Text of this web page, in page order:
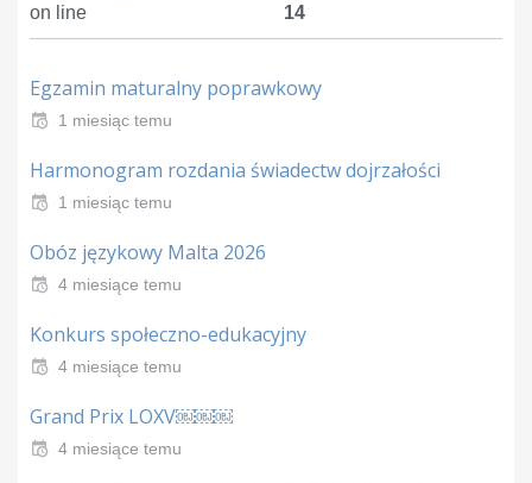
on line
14
Egzamin maturalny poprawkowy
1 miesiąc temu
Harmonogram rozdania świadectw dojrzałości
1 miesiąc temu
Obóz językowy Malta 2026
4 miesiące temu
Konkurs społeczno-edukacyjny
4 miesiące temu
Grand Prix LOXV￼￼￼
4 miesiące temu